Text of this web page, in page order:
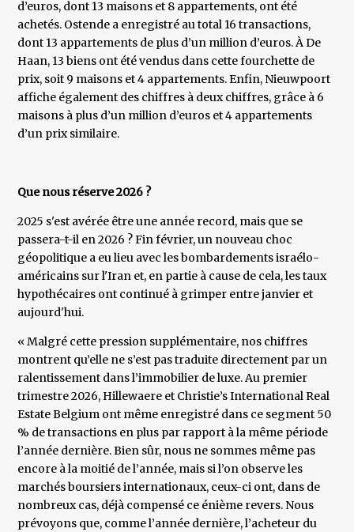
d’euros, dont 13 maisons et 8 appartements, ont été
achetés. Ostende a enregistré au total 16 transactions,
dont 13 appartements de plus d’un million d’euros. À De
Haan, 13 biens ont été vendus dans cette fourchette de
prix, soit 9 maisons et 4 appartements. Enfin, Nieuwpoort
affiche également des chiffres à deux chiffres, grâce à 6
maisons à plus d’un million d’euros et 4 appartements
d’un prix similaire.
Que nous réserve 2026 ?
2025 s'est avérée être une année record, mais que se
passera-t-il en 2026 ? Fin février, un nouveau choc
géopolitique a eu lieu avec les bombardements israélo-
américains sur l'Iran et, en partie à cause de cela, les taux
hypothécaires ont continué à grimper entre janvier et
aujourd'hui.
« Malgré cette pression supplémentaire, nos chiffres
montrent qu’elle ne s’est pas traduite directement par un
ralentissement dans l’immobilier de luxe. Au premier
trimestre 2026, Hillewaere et Christie’s International Real
Estate Belgium ont même enregistré dans ce segment 50
% de transactions en plus par rapport à la même période
l’année dernière. Bien sûr, nous ne sommes même pas
encore à la moitié de l’année, mais si l’on observe les
marchés boursiers internationaux, ceux-ci ont, dans de
nombreux cas, déjà compensé ce énième revers. Nous
prévoyons que, comme l’année dernière, l’acheteur du